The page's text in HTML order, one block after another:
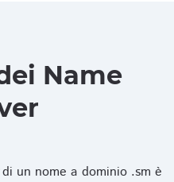
Name
un nome a dominio .sm è